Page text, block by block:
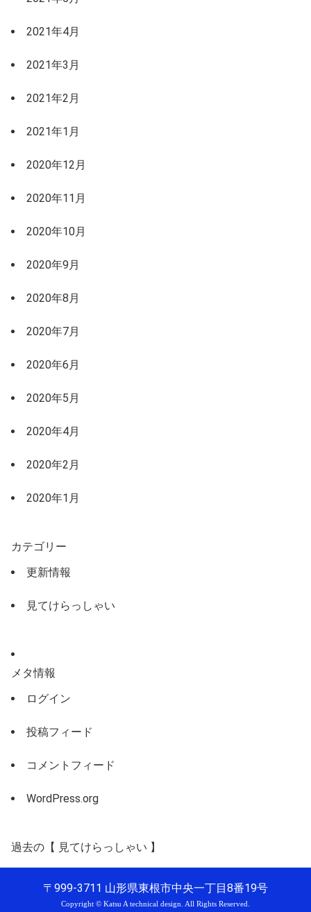
2021年4月
2021年3月
2021年2月
2021年1月
2020年12月
2020年11月
2020年10月
2020年9月
2020年8月
2020年7月
2020年6月
2020年5月
2020年4月
2020年2月
2020年1月
カテゴリー
更新情報
見てけらっしゃい
メタ情報
ログイン
投稿フィード
コメントフィード
WordPress.org
過去の【 見てけらっしゃい 】
〒999-3711 山形県東根市中央一丁目8番19号
Copyright © Katsu A technical design. All Rights Reserved.